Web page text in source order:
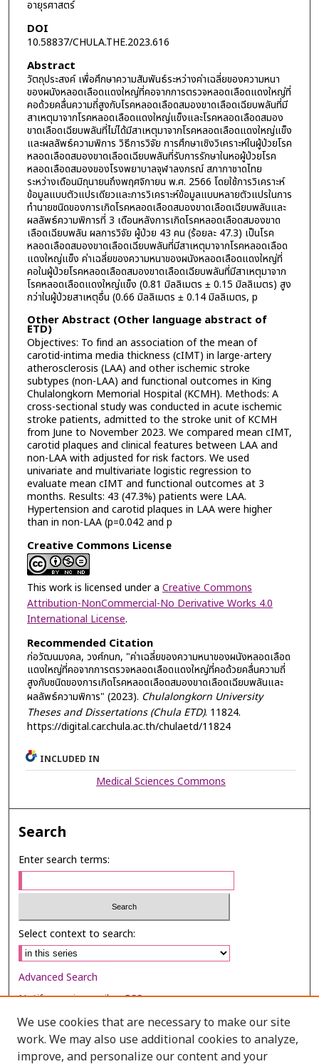
อายุรศาสตร์
DOI
10.58837/CHULA.THE.2023.616
Abstract
วัตถุประสงค์ เพื่อศึกษาความสัมพันธ์ระหว่างค่าเฉลี่ยของความหนา
ของผนังหลอดเลือดแดงใหญ่ที่คอจากการตรวจหลอดเลือดแดงใหญ่ที่
คอด้วยคลื่นความถี่สูงกับโรคหลอดเลือดสมองขาดเลือดเฉียบพลันที่มี
สาเหตุมาจากโรคหลอดเลือดแดงใหญ่แข็งและโรคหลอดเลือดสมอง
ขาดเลือดเฉียบพลันที่ไม่ได้มีสาเหตุมาจากโรคหลอดเลือดแดงใหญ่แข็ง
และผลลัพธ์ความพิการ วิธีการวิจัย การศึกษาเชิงวิเคราะห์ในผู้ป่วยโรค
หลอดเลือดสมองขาดเลือดเฉียบพลันที่รับการรักษาในหอผู้ป่วยโรค
หลอดเลือดสมองของโรงพยาบาลจุฬาลงกรณ์ สภากาชาดไทย
ระหว่างเดือนมิถุนายนถึงพฤศจิกายน พ.ศ. 2566 โดยใช้การวิเคราะห์
ข้อมูลแบบตัวแปรเดียวและการวิเคราะห์ข้อมูลแบบหลายตัวแปรในการ
ทำนายชนิดของการเกิดโรคหลอดเลือดสมองขาดเลือดเฉียบพลันและ
ผลลัพธ์ความพิการที่ 3 เดือนหลังการเกิดโรคหลอดเลือดสมองขาด
เลือดเฉียบพลัน ผลการวิจัย ผู้ป่วย 43 คน (ร้อยละ 47.3) เป็นโรค
หลอดเลือดสมองขาดเลือดเฉียบพลันที่มีสาเหตุมาจากโรคหลอดเลือด
แดงใหญ่แข็ง ค่าเฉลี่ยของความหนาของผนังหลอดเลือดแดงใหญ่ที่
คอในผู้ป่วยโรคหลอดเลือดสมองขาดเลือดเฉียบพลันที่มีสาเหตุมาจาก
โรคหลอดเลือดแดงใหญ่แข็ง (0.81 มิลลิเมตร ± 0.15 มิลลิเมตร) สูง
กว่าในผู้ป่วยสาเหตุอื่น (0.66 มิลลิเมตร ± 0.14 มิลลิเมตร, p
Other Abstract (Other language abstract of
ETD)
Objectives: To find an association of the mean of
carotid-intima media thickness (cIMT) in large-artery
atherosclerosis (LAA) and other ischemic stroke
subtypes (non-LAA) and functional outcomes in King
Chulalongkorn Memorial Hospital (KCMH). Methods: A
cross-sectional study was conducted in acute ischemic
stroke patients, admitted to the stroke unit of KCMH
from June to November 2023. We compared mean cIMT,
carotid plaques and clinical features between LAA and
non-LAA with adjusted for risk factors. We used
univariate and multivariate logistic regression to
evaluate mean cIMT and functional outcomes at 3
months. Results: 43 (47.3%) patients were LAA.
Hypertension and carotid plaques in LAA were higher
than in non-LAA (p=0.042 and p
Creative Commons License
This work is licensed under a Creative Commons
Attribution-NonCommercial-No Derivative Works 4.0
International License.
Recommended Citation
ก่อวัฒนมงคล, วงศ์กนก, "ค่าเฉลี่ยของความหนาของผนังหลอดเลือด
แดงใหญ่ที่คอจากการตรวจหลอดเลือดแดงใหญ่ที่คอด้วยคลื่นความถี่
สูงกับชนิดของการเกิดโรคหลอดเลือดสมองขาดเลือดเฉียบพลันและ
ผลลัพธ์ความพิการ" (2023). Chulalongkorn University
Theses and Dissertations (Chula ETD). 11824.
https://digital.car.chula.ac.th/chulaetd/11824
INCLUDED IN
Medical Sciences Commons
Search
Enter search terms:
Select context to search:
Advanced Search
Notify me via email orRSS
Browse
Collections
We use cookies that are necessary to make our site
work. We may also use additional cookies to analyze,
improve, and personalize our content and your